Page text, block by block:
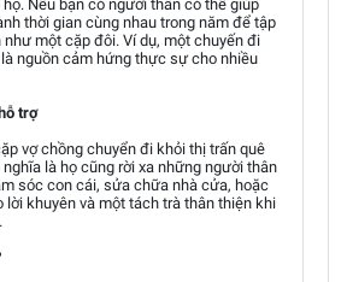
Nếu bạn có người thân có thể giúp
thời gian cùng nhau trong năm để tập
như một cặp đôi. Ví dụ, một chuyến đi
nguồn cảm hứng thực sự cho nhiều
trợ
vợ chồng chuyển đi khỏi thị trấn quê
là họ cũng rời xa những người thân
sóc con cái, sửa chữa nhà cửa, hoặc
lời khuyên và một tách trà thân thiện khi